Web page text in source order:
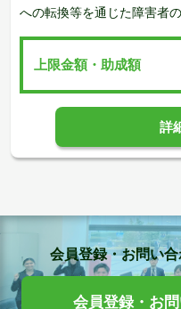
への転換等を通じた障害者
上限金額・助成額
詳
会員登録・お問い
会員登録・お